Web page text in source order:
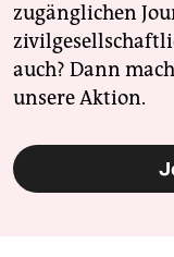
zugänglichen
auch? Dann
unsere Aktion.